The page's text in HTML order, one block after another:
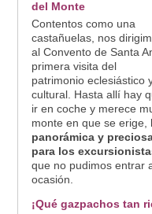
del Monte
Contentos como una
castañuelas, nos
al Convento de Santa
primera visita del
patrimonio eclesiástico
cultural. Hasta allí hay
ir en coche y merece
monte en que se erige,
panorámica y
para los
que no pudimos entrar
ocasión.
¡Qué gazpachos tan